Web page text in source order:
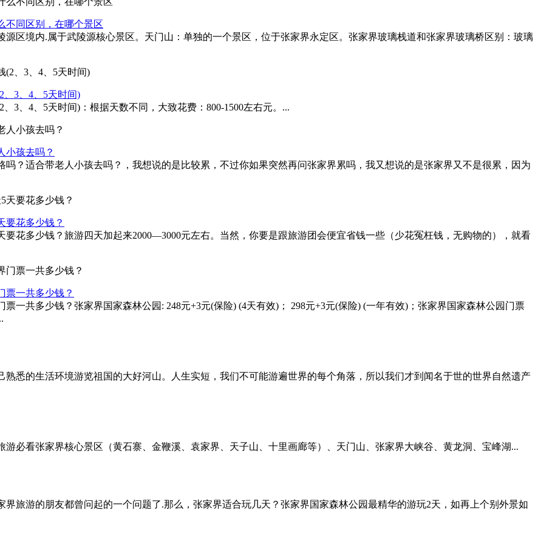
不同区别，在哪个景区
区境内.属于武陵源核心景区。天门山：单独的一个景区，位于张家界永定区。张家界玻璃栈道和张家界玻璃桥区别​：玻璃
3、4、5天时间)
3、4、5天时间)：根据天数不同，大致花费：800-1500左右元。...
小孩去吗？
？适合带老人小孩去吗？，我想说的是比较累，不过你如果突然再问张家界累吗，我又想说的是张家界又不是很累，因为
要花多少钱？
花多少钱？旅游四天加起来2000—3000元左右。当然，你要是跟旅游团会便宜省钱一些（少花冤枉钱，无购物的），就看
票一共多少钱？
一共多少钱？张家界国家森林公园: 248元+3元(保险) (4天有效)； 298元+3元(保险) (一年有效)；张家界国家森林公园门票
悉的生活环境游览祖国的大好河山。人生实短，我们不可能游遍世界的每个角落，所以我们才到闻名于世的世界自然遗产
必看张家界核心景区（黄石寨、金鞭溪、袁家界、天子山、十里画廊等）、天门山、张家界大峡谷、黄龙洞、宝峰湖...
旅游的朋友都曾问起的一个问题了.那么，张家界适合玩几天？张家界国家森林公园最精华的游玩2天，如再上个别外景如